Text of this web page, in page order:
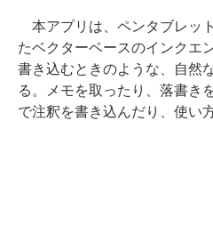
本アプリは、ペンタブレッ
たベクターベースのインクエ
書き込むときのような、自然
る。メモを取ったり、落書き
で注釈を書き込んだり、使い